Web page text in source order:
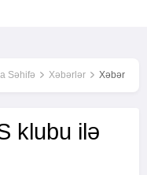
Səhifə Xəbərlər Xəbər
klubu ilə